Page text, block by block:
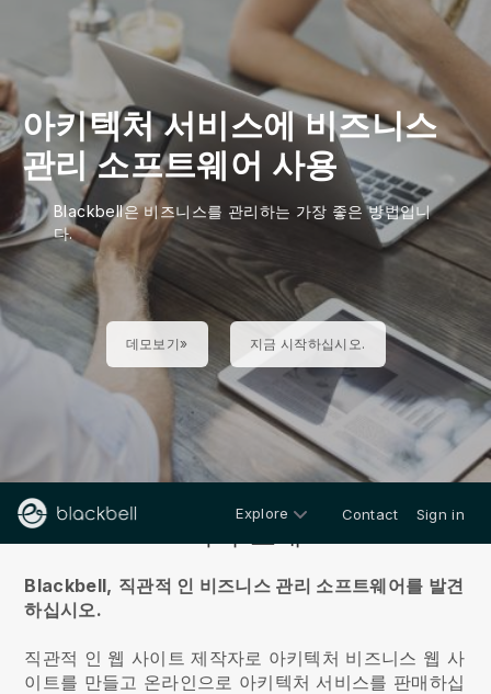
아키텍처 서비스에 비즈니스
관리 소프트웨어 사용
Blackbell은 비즈니스를 관리하는 가장 좋은 방법입니
다.
데모보기» 지금 시작하십시오.
Explore Contact Sign in
Blackbell, 직관적 인 비즈니스 관리 소프트웨어를 발견
하십시오.
직관적 인 웹 사이트 제작자로 아키텍처 비즈니스 웹 사
이트를 만들고 온라인으로 아키텍처 서비스를 판매하십